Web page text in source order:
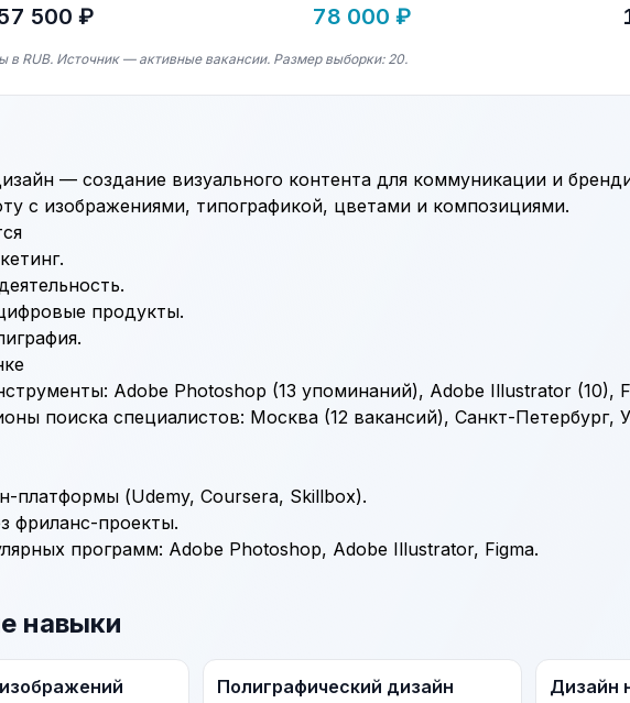
500 ₽ 78 000 ₽
в RUB. Источник — активные вакансии. Размер выборки: 20.
— создание визуального контента для коммуникации и
с изображениями, типографикой, цветами и композициями.
.
продукты.
Adobe Photoshop (13 упоминаний), Adobe Illustrator (10),
поиска специалистов: Москва (12 вакансий), Санкт-Петербург,
платформы (Udemy, Coursera, Skillbox).
фриланс-проекты.
программ: Adobe Photoshop, Adobe Illustrator, Figma.
навыки
Полиграфический дизайн Дизайн